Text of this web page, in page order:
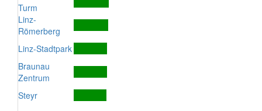
Turm
Linz-
Römerberg
Linz-Stadtpark
Braunau
Zentrum
Steyr